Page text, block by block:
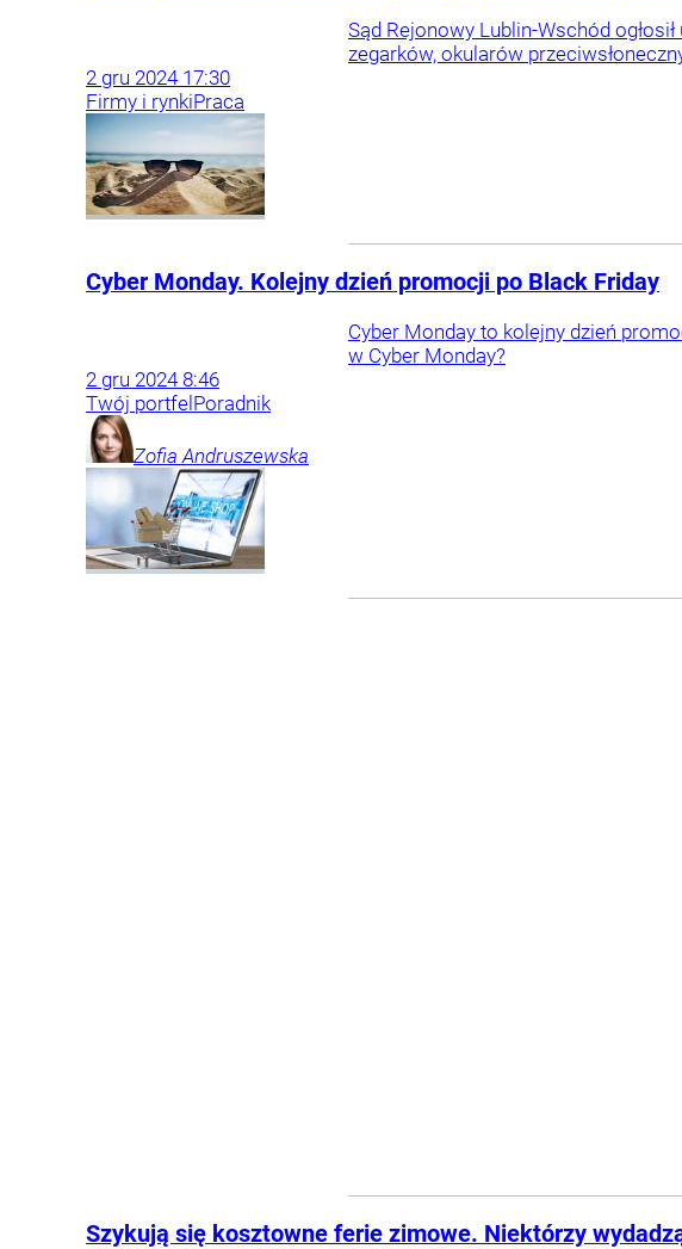
Sąd Rejonowy Lublin-Wschód
zegarków, okularów
2 gru 2024 17:30
Firmy i rynkiPraca
Cyber Monday. Kolejny dzień promocji po Black Friday
Cyber Monday to kolejny dzień
w Cyber Monday?
2 gru 2024 8:46
Twój portfelPoradnik
Zofia Andruszewska
Szykują się kosztowne ferie zimowe. Niektórzy